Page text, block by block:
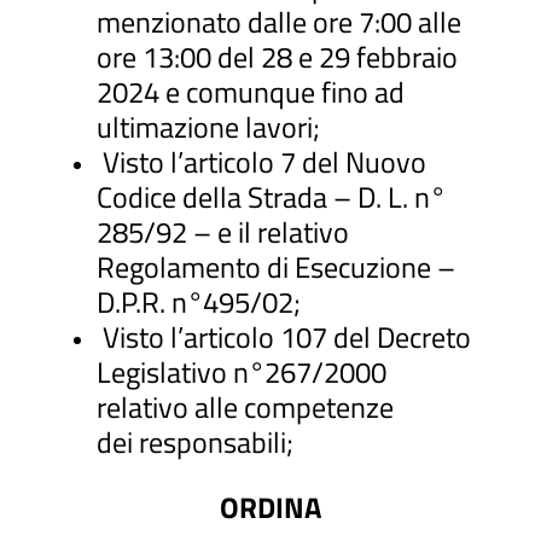
menzionato dalle ore 7:00 alle
ore 13:00 del 28 e 29 febbraio
2024 e comunque fino ad
ultimazione lavori;
Visto l’articolo 7 del Nuovo
Codice della Strada – D. L. n°
285/92 – e il relativo
Regolamento di Esecuzione –
D.P.R. n°495/02;
Visto l’articolo 107 del Decreto
Legislativo n°267/2000
relativo alle competenze
dei responsabili;
ORDINA